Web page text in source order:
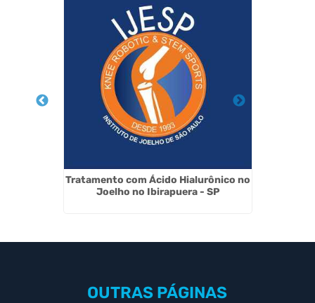
Tratamento com Ácido Hialurônico no
Joelho no Ibirapuera - SP
OUTRAS PÁGINAS